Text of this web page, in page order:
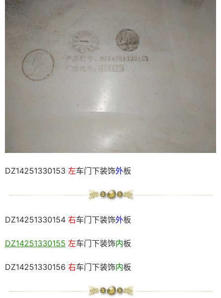
DZ14251330153 左车门下装饰外板
DZ14251330154 右车门下装饰外板
DZ14251330155 左车门下装饰内板
DZ14251330156 右车门下装饰内板